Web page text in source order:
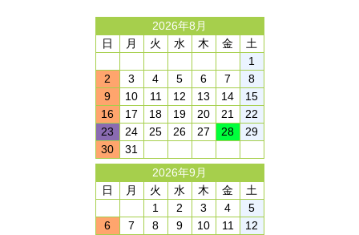
2026年8月
日
月 火 水 木 金
土
1
2
3 4 5 6 7
8
9
10 11 12 13 14
15
16
17 18 19 20 21
22
23
24 25 26 27 28
29
30
31
2026年9月
日
月 火 水 木 金
土
1
2 3 4
5
6
7 8 9 10 11
12